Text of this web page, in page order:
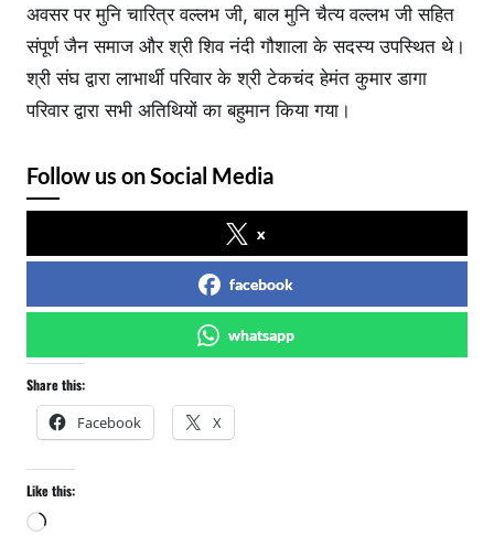
अवसर पर मुनि चारित्र वल्लभ जी, बाल मुनि चैत्य वल्लभ जी सहित
संपूर्ण जैन समाज और श्री शिव नंदी गौशाला के सदस्य उपस्थित थे।
श्री संघ द्वारा लाभार्थी परिवार के श्री टेकचंद हेमंत कुमार डागा
परिवार द्वारा सभी अतिथियों का बहुमान किया गया।
Follow us on Social Media
x
facebook
whatsapp
Share this:
Facebook X
Like this:
L